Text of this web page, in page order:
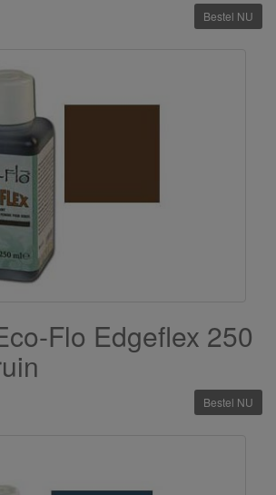
Bestel NU
Flo Edgeflex 250
Bestel NU